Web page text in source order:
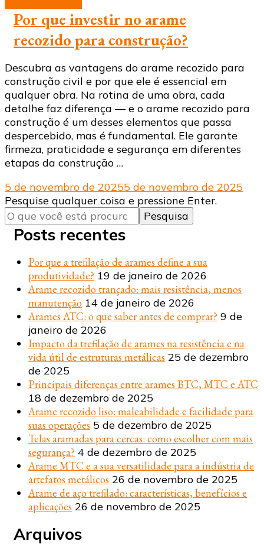
Por que investir no arame
recozido para construção?
Descubra as vantagens do arame recozido para
construção civil e por que ele é essencial em
qualquer obra. Na rotina de uma obra, cada
detalhe faz diferença — e o arame recozido para
construção é um desses elementos que passa
despercebido, mas é fundamental. Ele garante
firmeza, praticidade e segurança em diferentes
etapas da construção …
5 de novembro de 20255 de novembro de 2025
Procurando
algo?
Pesquise qualquer coisa e pressione Enter.
Posts recentes
Por que a trefilação de arames define a sua
produtividade? 19 de janeiro de 2026
Arame recozido trançado: mais resistência, menos
manutenção 14 de janeiro de 2026
Arames ATC: o que saber antes de comprar? 9 de
janeiro de 2026
Impacto da trefilação de arames na resistência e na
vida útil de estruturas metálicas 25 de dezembro
de 2025
Principais diferenças entre arames BTC, MTC e ATC
18 de dezembro de 2025
Arame recozido liso: maleabilidade e facilidade para
suas operações 5 de dezembro de 2025
Telas aramadas para cercas: como escolher com mais
segurança? 4 de dezembro de 2025
Arame MTC e a sua versatilidade para a indústria de
artefatos metálicos 26 de novembro de 2025
Arame de aço trefilado: características, benefícios e
aplicações 26 de novembro de 2025
Arquivos